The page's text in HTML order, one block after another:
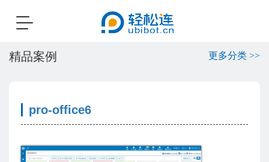
Toggle
精品案例 更多分类 >>
pro-office6